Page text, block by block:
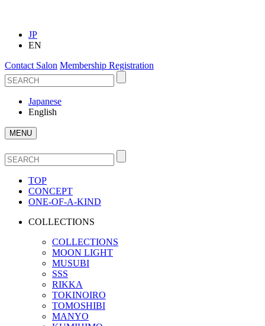
JP
EN
Contact Salon Membership Registration
Japanese
English
MENU
TOP
CONCEPT
ONE-OF-A-KIND
COLLECTIONS
COLLECTIONS
MOON LIGHT
MUSUBI
SSS
RIKKA
TOKINOIRO
TOMOSHIBI
MANYO